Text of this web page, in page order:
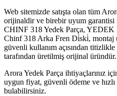
Web sitemizde satışta olan tüm
orijinaldir ve birebir uyum garantisi
CHINF 318 Yedek Parça,
Chinf 318 Arka Fren Di̇ski̇, montaj
güvenli kullanım açısından
tarafından üretilmiş orijinal üründür.
Arora Yedek Parça ihtiyaçlarınız
uygun fiyat, güvenli ödeme ve hızlı
bulabilirsiniz.